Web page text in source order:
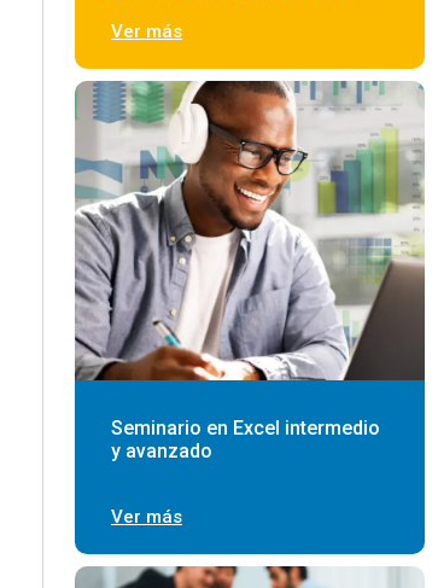
Ver más
Seminario en Excel intermedio
y avanzado
Ver más